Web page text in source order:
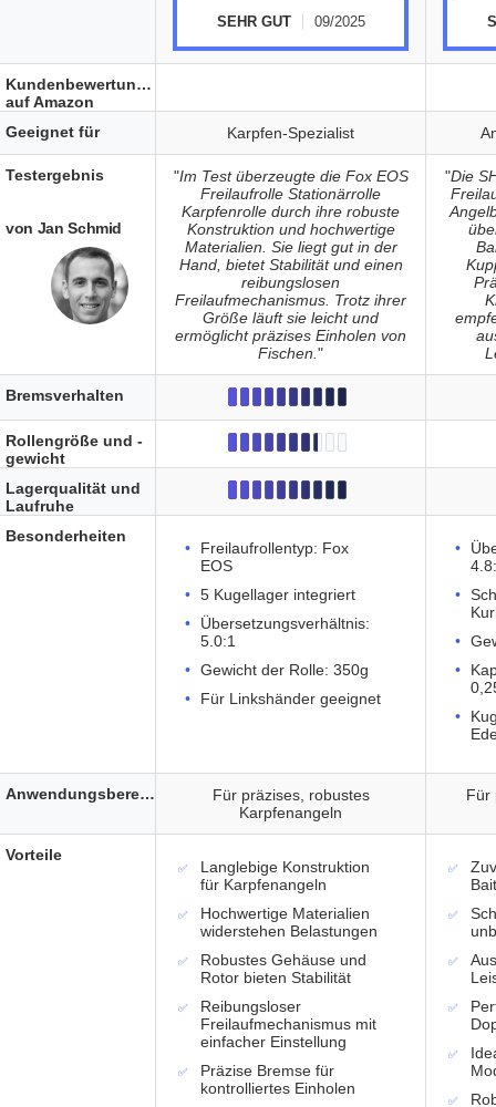
SEHR GUT 09/2025
Karpfen-Spezialist
"Im Test überzeugte die Fox EOS
Freilaufrolle Stationärrolle
Karpfenrolle durch ihre robuste
Konstruktion und hochwertige
Materialien. Sie liegt gut in der
Hand, bietet Stabilität und einen
reibungslosen
Freilaufmechanismus. Trotz ihrer
Größe läuft sie leicht und
ermöglicht präzises Einholen von
Fischen."
"Die
Freilaufrollentyp: Fox
EOS
5 Kugellager integriert
Übersetzungsverhältnis:
5.0:1
Gewicht der Rolle: 350g
Für Linkshänder geeignet
Für präzises, robustes
Karpfenangeln
Für
Langlebige Konstruktion
für Karpfenangeln
Hochwertige Materialien
widerstehen Belastungen
Robustes Gehäuse und
Rotor bieten Stabilität
Reibungsloser
Freilaufmechanismus mit
einfacher Einstellung
Präzise Bremse für
kontrolliertes Einholen
Kundenbewertungen
auf Amazon
Geeignet für
Testergebnis
von Jan Schmid
Bremsverhalten
Rollengröße und -
gewicht
Lagerqualität und
Laufruhe
Besonderheiten
Anwendungsbereich
Vorteile